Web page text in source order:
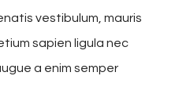
vestibulum, mauris
sapien ligula nec
a enim semper